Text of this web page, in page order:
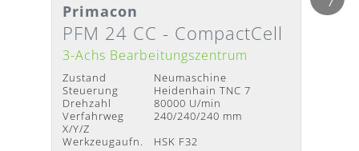
Detailansicht
Lieferzeit Nach Absprache
Primacon
PFM 24 CC - CompactCell
3-Achs Bearbeitungszentrum
Zustand
Neumaschine
Steuerung
Heidenhain TNC 7
Drehzahl
80000 U/min
Verfahrweg
X/Y/Z
240/240/240 mm
Werkzeugaufn.
HSK F32
Axon